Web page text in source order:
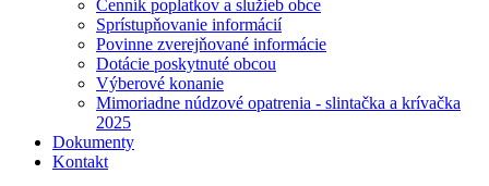
Cenník poplatkov a služieb obce
Sprístupňovanie informácií
Povinne zverejňované informácie
Dotácie poskytnuté obcou
Výberové konanie
Mimoriadne núdzové opatrenia - slintačka a krívačka
2025
Dokumenty
Kontakt